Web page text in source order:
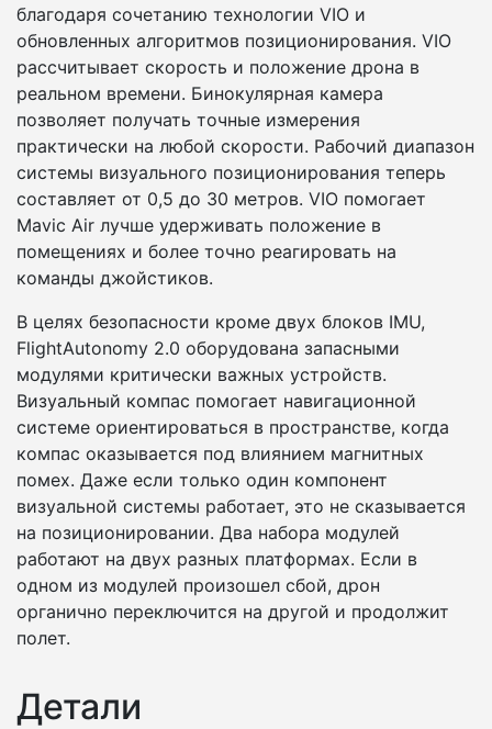
благодаря сочетанию технологии VIO и
обновленных алгоритмов позиционирования. VIO
рассчитывает скорость и положение дрона в
реальном времени. Бинокулярная камера
позволяет получать точные измерения
практически на любой скорости. Рабочий диапазон
системы визуального позиционирования теперь
составляет от 0,5 до 30 метров. VIO помогает
Mavic Air лучше удерживать положение в
помещениях и более точно реагировать на
команды джойстиков.
В целях безопасности кроме двух блоков IMU,
FlightAutonomy 2.0 оборудована запасными
модулями критически важных устройств.
Визуальный компас помогает навигационной
системе ориентироваться в пространстве, когда
компас оказывается под влиянием магнитных
помех. Даже если только один компонент
визуальной системы работает, это не сказывается
на позиционировании. Два набора модулей
работают на двух разных платформах. Если в
одном из модулей произошел сбой, дрон
органично переключится на другой и продолжит
полет.
Детали